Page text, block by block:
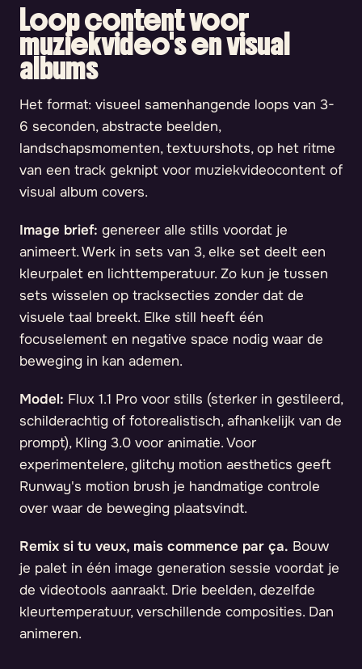
Loop content voor
muziekvideo's en visual
albums
Het format: visueel samenhangende loops van 3-
6 seconden, abstracte beelden,
landschapsmomenten, textuurshots, op het ritme
van een track geknipt voor muziekvideocontent of
visual album covers.
Image brief: genereer alle stills voordat je
animeert. Werk in sets van 3, elke set deelt een
kleurpalet en lichttemperatuur. Zo kun je tussen
sets wisselen op tracksecties zonder dat de
visuele taal breekt. Elke still heeft één
focuselement en negative space nodig waar de
beweging in kan ademen.
Model: Flux 1.1 Pro voor stills (sterker in gestileerd,
schilderachtig of fotorealistisch, afhankelijk van de
prompt), Kling 3.0 voor animatie. Voor
experimentelere, glitchy motion aesthetics geeft
Runway's motion brush je handmatige controle
over waar de beweging plaatsvindt.
Remix si tu veux, mais commence par ça. Bouw
je palet in één image generation sessie voordat je
de videotools aanraakt. Drie beelden, dezelfde
kleurtemperatuur, verschillende composities. Dan
animeren.